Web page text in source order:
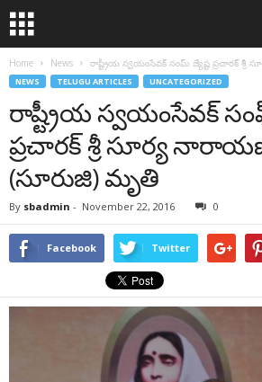
Home News రాష్ట్రీయ స్వయంసేవక్ సంఘ్ జ్యేష్ట ప్రచారక్ శ్రీ
NEWS TELUGU ARTICLES UNCATEGORIZED
రాష్ట్రీయ స్వయంసేవక్
ప్రచారక్ శ్రీ సూర్య
(సూరుజి) మృతి
By sbadmin - November 22, 2016 0
Facebook Twitter